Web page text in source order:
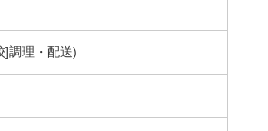
]調理・配送)